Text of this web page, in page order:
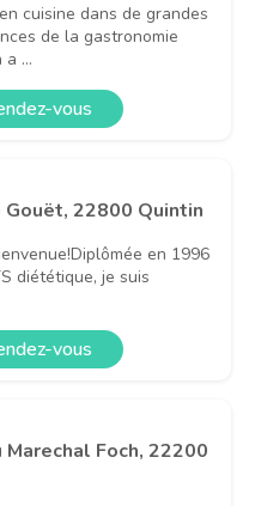
cuisine dans de grandes
de la gastronomie
a ...
vous
Gouët, 22800 Quintin
en 1996
diététique, je suis
vous
Marechal Foch, 22200